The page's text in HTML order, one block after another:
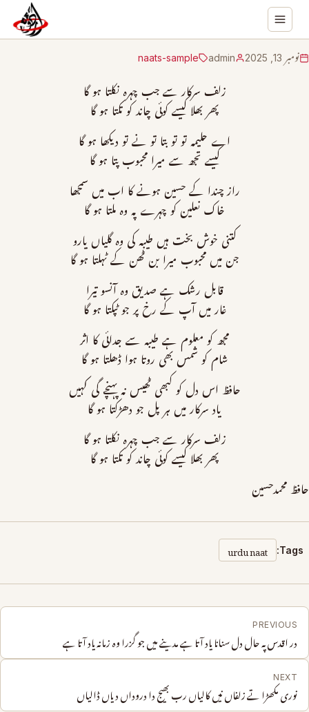
نومبر 13, 2025 admin
naats-sample
زلف سرکار سے جب چہرہ نکلتا ہو گا
پھر بھلا کیسے کوئی چاند کو تکتا ہو گا
اے حلیمہ تو تو بتا تو نے تو دیکھا ہو گا
کیسے تجھ سے میرا محبوب پتا ہو گا
راز چندا کے حسین ہونے کا اب میں سمجھا
خاک نعلین کو چہرے پہ وہ ملتا ہو گا
کتنی خوش بخت ہیں طیبہ کی وہ گلیاں یارو
جن میں محبوب میرا بن ٹھن کے ٹہلتا ہو گا
قابل رشک ہے صدیق وہ آنسو تیرا
غار میں آپ کے رخ پر جو ٹپکتا ہو گا
مجھ کو معلوم ہے طیبہ سے جدائی کا اثر
شام کو شمس بھی روتا ہوا ڈھلتا ہو گا
حافظ اس دل کو کبھی ٹھیس نہ پہنچے گی کہیں
یاد سرکار میں ہر پل جو دھڑکتا ہو گا
زلف سرکار سے جب چہرہ نکلتا ہو گا
پھر بھلا کیسے کوئی چاند کو تکتا ہو گا
حافظ محمدحسین
Tags:
urdu naat
PREVIOUS
در اقدس پہ حال دل سنانا یاد آتا ہے مدینے میں جو گزرا وہ زمانہ یاد آتا ہے
NEXT
نوری مکھڑا تے زلفاں نیں کالیاں رب بھیج دا دروداں دیاں ڈالیاں